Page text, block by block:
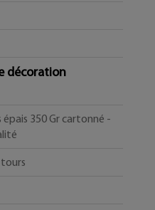
décoration
épais 350 Gr cartonné -